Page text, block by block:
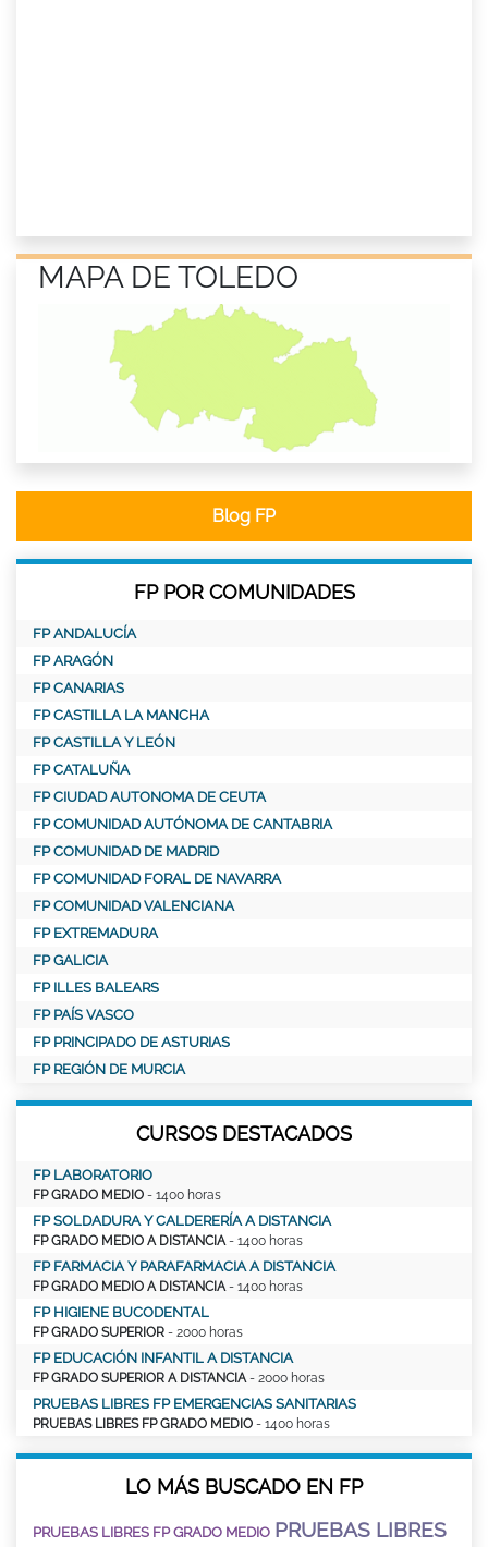
MAPA DE TOLEDO
Blog FP
FP POR COMUNIDADES
FP ANDALUCÍA
FP ARAGÓN
FP CANARIAS
FP CASTILLA LA MANCHA
FP CASTILLA Y LEÓN
FP CATALUÑA
FP CIUDAD AUTONOMA DE CEUTA
FP COMUNIDAD AUTÓNOMA DE CANTABRIA
FP COMUNIDAD DE MADRID
FP COMUNIDAD FORAL DE NAVARRA
FP COMUNIDAD VALENCIANA
FP EXTREMADURA
FP GALICIA
FP ILLES BALEARS
FP PAÍS VASCO
FP PRINCIPADO DE ASTURIAS
FP REGIÓN DE MURCIA
CURSOS DESTACADOS
FP LABORATORIO
FP GRADO MEDIO - 1400 horas
FP SOLDADURA Y CALDERERÍA A DISTANCIA
FP GRADO MEDIO A DISTANCIA - 1400 horas
FP FARMACIA Y PARAFARMACIA A DISTANCIA
FP GRADO MEDIO A DISTANCIA - 1400 horas
FP HIGIENE BUCODENTAL
FP GRADO SUPERIOR - 2000 horas
FP EDUCACIÓN INFANTIL A DISTANCIA
FP GRADO SUPERIOR A DISTANCIA - 2000 horas
PRUEBAS LIBRES FP EMERGENCIAS SANITARIAS
PRUEBAS LIBRES FP GRADO MEDIO - 1400 horas
LO MÁS BUSCADO EN FP
PRUEBAS LIBRES FP GRADO MEDIO PRUEBAS LIBRES